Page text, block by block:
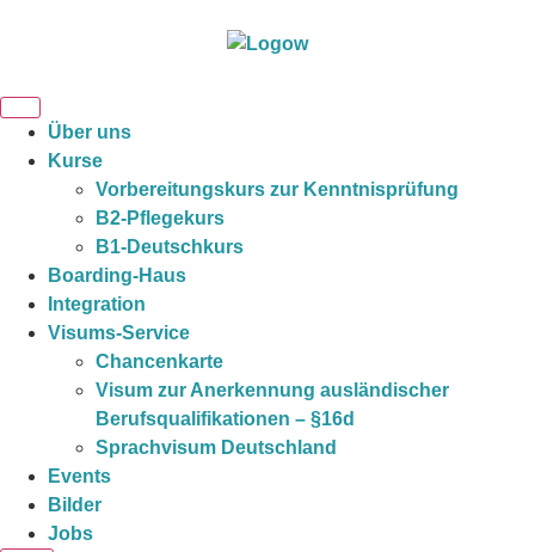
Über uns
Kurse
Vorbereitungskurs zur Kenntnisprüfung
B2-Pflegekurs
B1-Deutschkurs
Boarding-Haus
Integration
Visums-Service
Chancenkarte
Visum zur Anerkennung ausländischer
Berufsqualifikationen – §16d
Sprachvisum Deutschland
Events
Bilder
Jobs